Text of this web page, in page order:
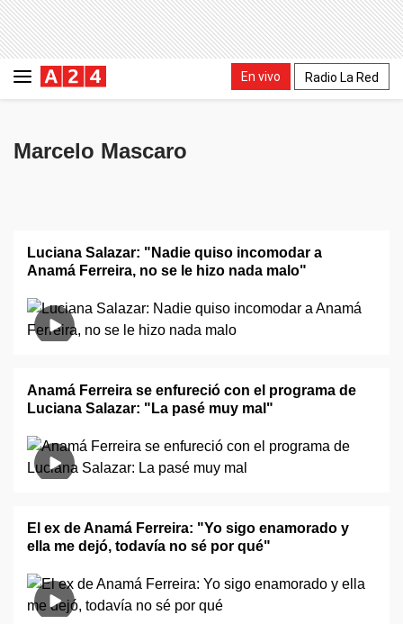
En vivo Radio La Red
Marcelo Mascaro
Luciana Salazar: "Nadie quiso incomodar a
Anamá Ferreira, no se le hizo nada malo"
Anamá Ferreira se enfureció con el programa de
Luciana Salazar: "La pasé muy mal"
El ex de Anamá Ferreira: "Yo sigo enamorado y
ella me dejó, todavía no sé por qué"